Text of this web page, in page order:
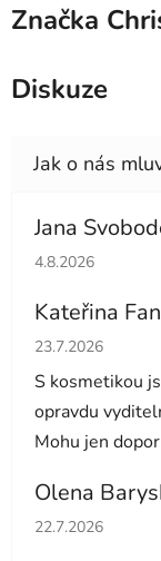
Značka
Diskuze
Jana
Hodnocení
4.8.2026
Kateřina
Hodnocení
23.7.2026
S kosmetikou
opravdu
Mohu jen
Olena
Hodnocení
22.7.2026